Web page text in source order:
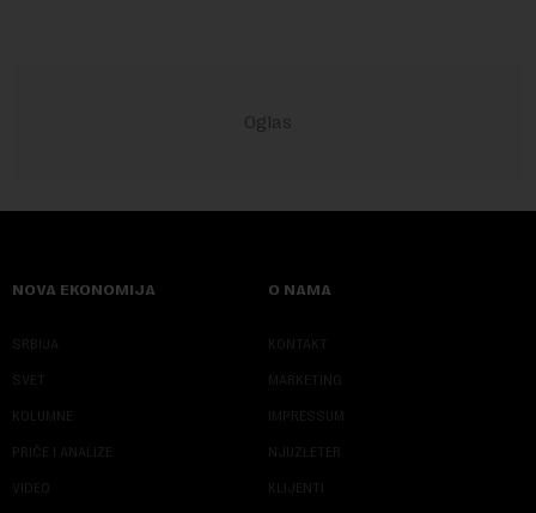
NOVA EKONOMIJA
SRBIJA
SVET
KOLUMNE
PRIČE I ANALIZE
VIDEO
O NAMA
KONTAKT
MARKETING
IMPRESSUM
NJUZLETER
KLIJENTI